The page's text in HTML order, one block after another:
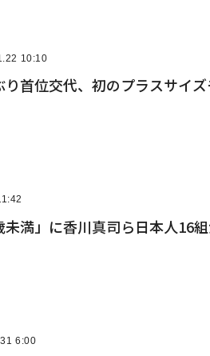
10:10
首位交代、初のプラスサイズ
満」に香川真司ら日本人16
6:00